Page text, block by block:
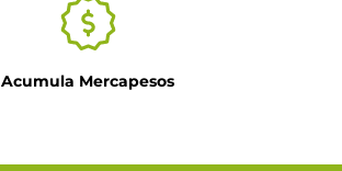
Acumula Mercapesos